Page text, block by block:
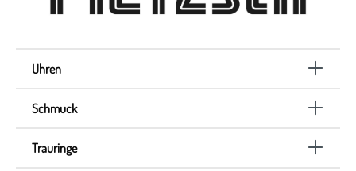
Uhren
Schmuck
Trauringe